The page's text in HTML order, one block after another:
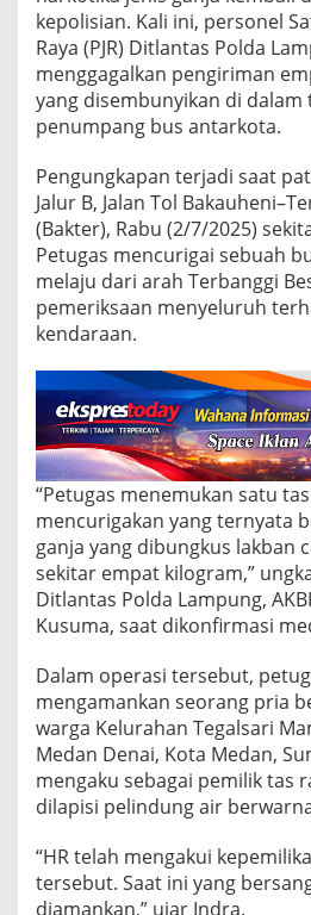
i
T
l
B
a
t
r
P
J
R
P
d
a
L
a
m
p
u
n
g
A
m
a
a
n
4
K
B
a
a
n
kepolisian. Kali ini, personel
Raya (PJR) Ditlantas Polda
menggagalkan pengiriman
yang disembunyikan di dalam
penumpang bus antarkota.
Pengungkapan terjadi saat
Jalur B, Jalan Tol
(Bakter), Rabu (2/7/2025)
Petugas mencurigai sebuah
melaju dari arah Terbanggi
pemeriksaan menyeluruh
kendaraan.
“Petugas menemukan satu
mencurigakan yang ternyata
ganja yang dibungkus lakban
sekitar empat kilogram,”
Ditlantas Polda Lampung,
Kusuma, saat dikonfirmasi
Dalam operasi tersebut,
mengamankan seorang pria
warga Kelurahan Tegalsari
Medan Denai, Kota Medan,
mengaku sebagai pemilik tas
dilapisi pelindung air
“HR telah mengakui
tersebut. Saat ini yang
diamankan,” ujar Indra.